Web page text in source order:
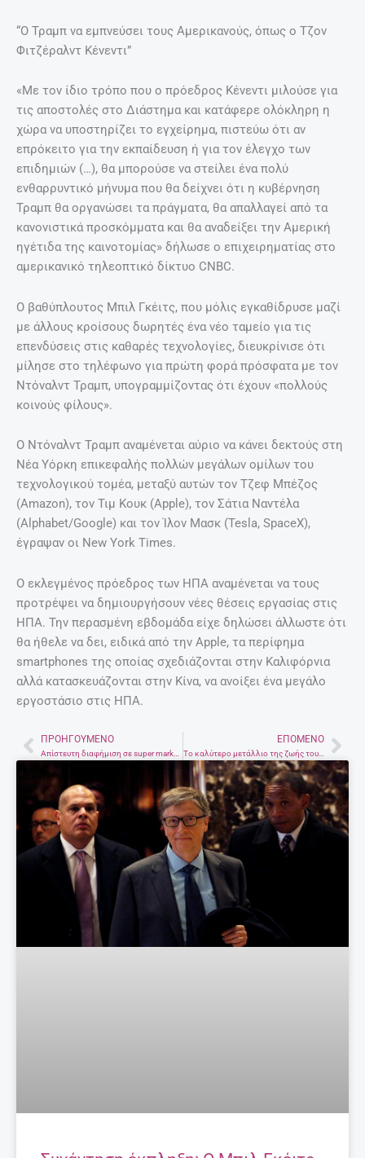
“Ο Τραμπ να εμπνεύσει τους Αμερικανούς, όπως ο Τζον
Φιτζέραλντ Κένεντι”
«Με τον ίδιο τρόπο που ο πρόεδρος Κένεντι μιλούσε για
τις αποστολές στο Διάστημα και κατάφερε ολόκληρη η
χώρα να υποστηρίζει το εγχείρημα, πιστεύω ότι αν
επρόκειτο για την εκπαίδευση ή για τον έλεγχο των
επιδημιών (…), θα μπορούσε να στείλει ένα πολύ
ενθαρρυντικό μήνυμα που θα δείχνει ότι η κυβέρνηση
Τραμπ θα οργανώσει τα πράγματα, θα απαλλαγεί από τα
κανονιστικά προσκόμματα και θα αναδείξει την Αμερική
ηγέτιδα της καινοτομίας» δήλωσε ο επιχειρηματίας στο
αμερικανικό τηλεοπτικό δίκτυο CNBC.
Ο βαθύπλουτος Μπιλ Γκέιτς, που μόλις εγκαθίδρυσε μαζί
με άλλους κροίσους δωρητές ένα νέο ταμείο για τις
επενδύσεις στις καθαρές τεχνολογίες, διευκρίνισε ότι
μίλησε στο τηλέφωνο για πρώτη φορά πρόσφατα με τον
Ντόναλντ Τραμπ, υπογραμμίζοντας ότι έχουν «πολλούς
κοινούς φίλους».
Ο Ντόναλντ Τραμπ αναμένεται αύριο να κάνει δεκτούς στη
Νέα Υόρκη επικεφαλής πολλών μεγάλων ομίλων του
τεχνολογικού τομέα, μεταξύ αυτών τον Τζεφ Μπέζος
(Amazon), τον Τιμ Κουκ (Apple), τον Σάτια Ναντέλα
(Alphabet/Google) και τον Ίλον Μασκ (Tesla, SpaceX),
έγραψαν οι New York Times.
Ο εκλεγμένος πρόεδρος των ΗΠΑ αναμένεται να τους
προτρέψει να δημιουργήσουν νέες θέσεις εργασίας στις
ΗΠΑ. Την περασμένη εβδομάδα είχε δηλώσει άλλωστε ότι
θα ήθελε να δει, ειδικά από την Apple, τα περίφημα
smartphones της οποίας σχεδιάζονται στην Καλιφόρνια
αλλά κατασκευάζονται στην Κίνα, να ανοίξει ένα μεγάλο
εργοστάσιο στις ΗΠΑ.
Prev
ΠΡΟΗΓΟΎΜΕΝΟ ΕΠΌΜΕΝΟ
Το καλύτερο μετάλλιο της ζωής του κέρδισε ο Σπύρος Γιαννιώτης